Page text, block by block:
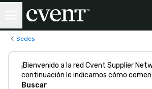
Sedes
¡Bienvenido a la red Cvent Supplier
continuación le indicamos cómo
Buscar